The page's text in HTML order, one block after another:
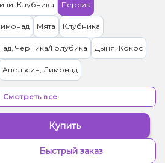
Клубника Персик
Мята Клубника
Черника/Голубика Дыня, Кокос
Апельсин, Лимонад
Лимонад, Сливки/Крем
Чай
Лимонад, Манго, Маракуйя
Смотреть все
Купить
Быстрый заказ